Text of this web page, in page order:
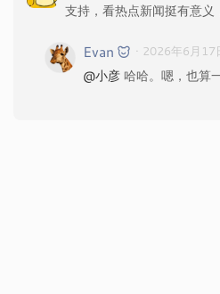
支持，看热点新闻挺有意义
Evan · 2026年6月17
@小彦 哈哈。嗯，也算